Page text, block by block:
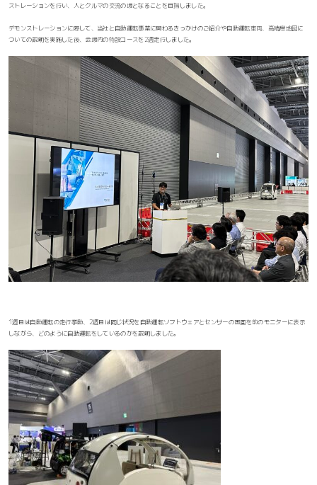
ストレーションを行い、人とクルマの交流の場となることを目指しました。
デモンストレーションに際して、当社と自動運転事業に関わるきっかけのご紹介や自動運転車両、高精度地図に
ついての説明を実施した後、会場内の特設コースを2週走行しました。
1週目は自動運転の走行挙動、2週目は同じ状況を自動運転ソフトウェアとセンサーの画面を前のモニターに表示
しながら、どのように自動運転をしているのかを説明しました。